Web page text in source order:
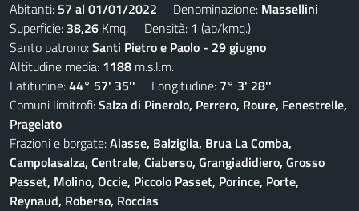
Abitanti: 57 al 01/01/2022 Denominazione: Massellini
Superficie: 38,26 Kmq. Densità: 1 (ab/kmq.)
Santo patrono:Santi Pietro e Paolo - 29 giugno
Altitudine media: 1188 m.s.l.m.
Latitudine:44° 57' 35'' Longitudine: 7° 3' 28''
Comuni limitrofi:Salza di Pinerolo, Perrero, Roure, Fenestrelle,
Pragelato
Frazioni e borgate:Aiasse, Balziglia, Brua La Comba,
Campolasalza, Centrale, Ciaberso, Grangiadidiero, Grosso
Passet, Molino, Occie, Piccolo Passet, Porince, Porte,
Reynaud, Roberso, Roccias